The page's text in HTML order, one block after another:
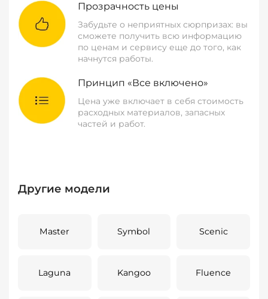
Прозрачность цены
Забудьте о неприятных сюрпризах: вы
сможете получить всю информацию
по ценам и сервису еще до того, как
начнутся работы.
Принцип «Все включено»
Цена уже включает в себя стоимость
расходных материалов, запасных
частей и работ.
Другие модели
Master Symbol Scenic
Laguna Kangoo Fluence